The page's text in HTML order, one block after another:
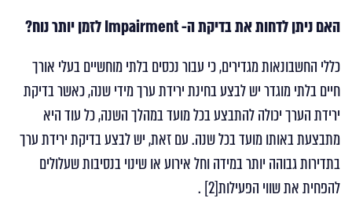
האם ניתן לדחות את בדיקת ה-Impairmentלזמן יותר נוח?
כללי החשבונאות מגדירים, כי עבור נכסים בלתי מוחשיים בעלי אורך
חיים בלתי מוגדר יש לבצע בחינת ירידת ערך מידי שנה, כאשר בדיקת
ירידת הערך יכולה להתבצע בכל מועד במהלך השנה, כל עוד היא
מתבצעת באותו מועד בכל שנה. עם זאת, יש לבצע בדיקת ירידת ערך
בתדירות גבוהה יותר במידה וחל אירוע או שינוי בנסיבות שעלולים
להפחית את שווי הפעילות[2] .